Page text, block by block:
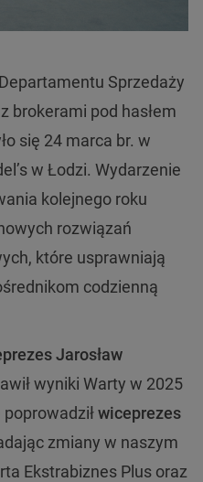
Sprzedaży
brokerami pod hasłem
się 24 marca br. w
w Łodzi. Wydarzenie
kolejnego roku
rozwiązań
które usprawniają
codzienną
Jarosław
wyniki Warty w 2025
wiceprezes
zmiany w naszym
Ekstrabiznes Plus oraz